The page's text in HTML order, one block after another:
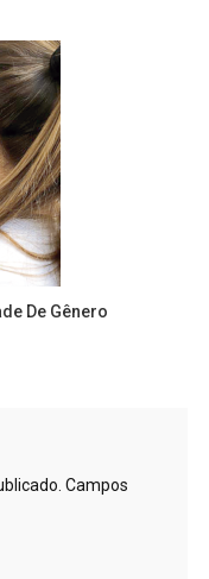
De Gênero
Campos